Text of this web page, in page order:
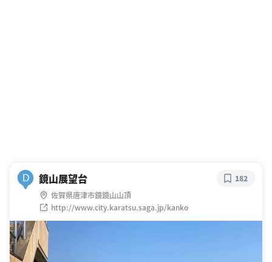
D 鏡山展望台
佐賀県唐津市鏡鏡山山頂
http://www.city.karatsu.saga.jp/kanko
182